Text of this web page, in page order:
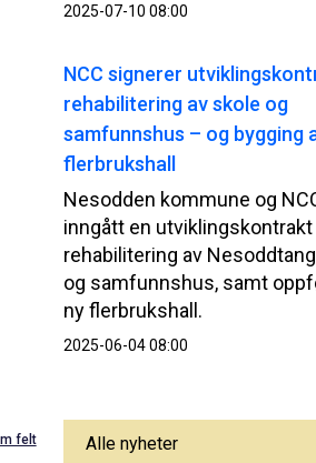
2025-07-10 08:00
NCC signerer
rehabilitering av skole og
samfunnshus – og bygging
flerbrukshall
Nesodden kommune og
inngått en
rehabilitering av
og samfunnshus, samt
ny flerbrukshall.
2025-06-04 08:00
felt Alle nyheter